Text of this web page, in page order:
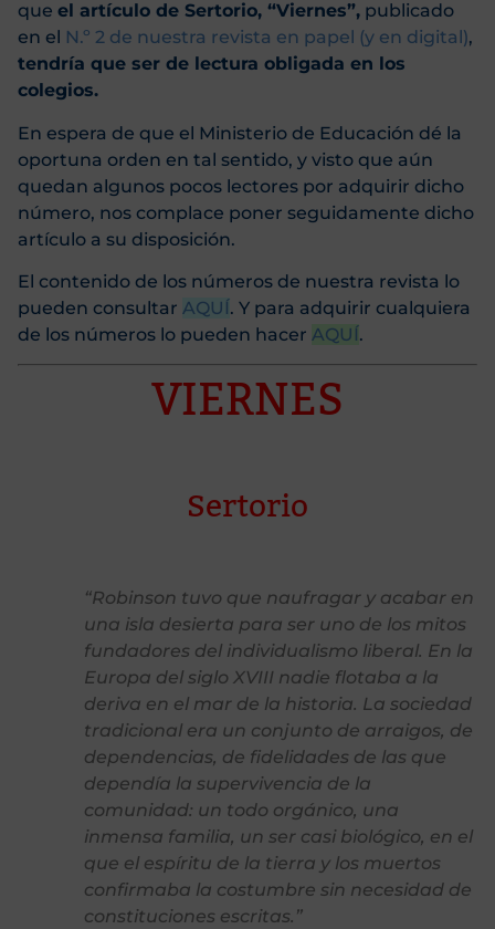
que el artículo de Sertorio, “Viernes”, publicado
en el N.º 2 de nuestra revista en papel (y en digital),
tendría que ser de lectura obligada en los
colegios.
En espera de que el Ministerio de Educación dé la
oportuna orden en tal sentido, y visto que aún
quedan algunos pocos lectores por adquirir dicho
número, nos complace poner seguidamente dicho
artículo a su disposición.
El contenido de los números de nuestra revista lo
pueden consultar AQUÍ . Y para adquirir cualquiera
de los números lo pueden hacer AQUÍ .
VIERNES
Sertorio
“Robinson tuvo que naufragar y acabar en
una isla desierta para ser uno de los mitos
fundadores del individualismo liberal. En la
Europa del siglo XVIII nadie flotaba a la
deriva en el mar de la historia. La sociedad
tradicional era un conjunto de arraigos, de
dependencias, de fidelidades de las que
dependía la supervivencia de la
comunidad: un todo orgánico, una
inmensa familia, un ser casi biológico, en el
que el espíritu de la tierra y los muertos
confirmaba la costumbre sin necesidad de
constituciones escritas.”